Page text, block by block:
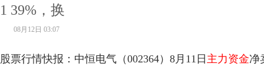
1 39%，换
08月12日 03:07
股票行情快报：中恒电气（002364）8月11日 主力资金净